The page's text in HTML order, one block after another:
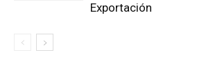
Exportación